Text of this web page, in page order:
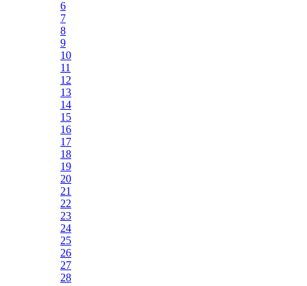
6
7
8
9
10
11
12
13
14
15
16
17
18
19
20
21
22
23
24
25
26
27
28